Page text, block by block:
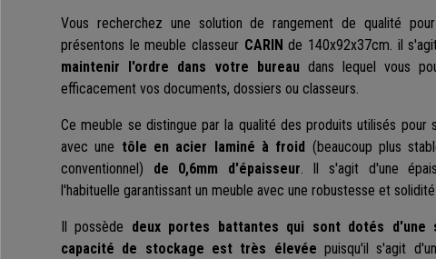
Vous recherchez une solution de rangement de qualité
présentons le meuble classeur CARIN de 140x92x37cm. il
maintenir l'ordre dans votre bureaudans lequel vous
efficacement vos documents, dossiers ou classeurs.
Ce meuble se distingue par la qualité des produits utilisés pour
avec une tôle en acier laminé à froid (beaucoup plus
conventionnel) de 0,6mm d'épaisseur. Il s'agit d'une
l'habituelle garantissant un meuble avec une robustesse et
Il possède deux portes battantes qui sont dotés d'une
capacité de stockage est très élevée puisqu'il s'agit